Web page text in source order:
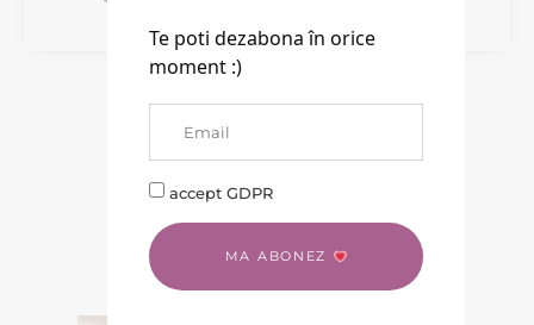
GANDINDU-MA CUM POT SA
OFER MAI MULT ...
RESURSE
GRATUITE
Te poti dezabona în orice
moment :)
accept GDPR
MA ABONEZ